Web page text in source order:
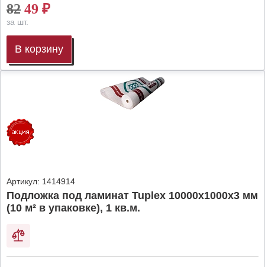
82 49 ₽
за шт.
В корзину
Артикул: 1414914
Подложка под ламинат Tuplex 10000x1000x3 мм
(10 м² в упаковке), 1 кв.м.